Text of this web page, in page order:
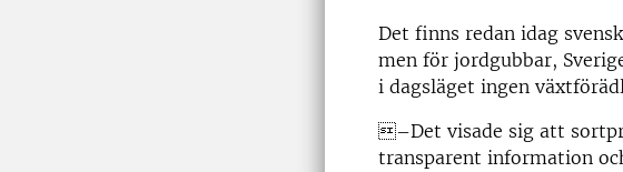
Det finns redan idag
men för jordgubbar,
i dagsläget ingen
–Det visade sig att
transparent information